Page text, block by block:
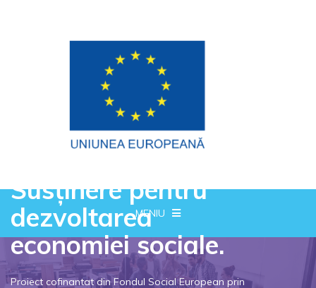
MENIU
Susținere pentru
dezvoltarea
economiei sociale.
Proiect cofinantat din Fondul Social European prin